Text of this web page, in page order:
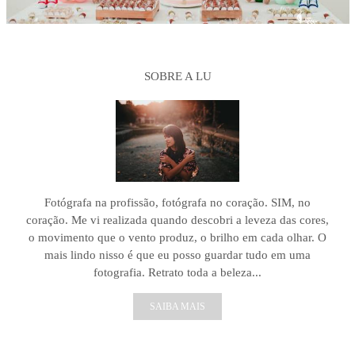
SOBRE A LU
Fotógrafa na profissão, fotógrafa no coração. SIM, no
coração. Me vi realizada quando descobri a leveza das cores,
o movimento que o vento produz, o brilho em cada olhar. O
mais lindo nisso é que eu posso guardar tudo em uma
fotografia. Retrato toda a beleza...
SAIBA MAIS